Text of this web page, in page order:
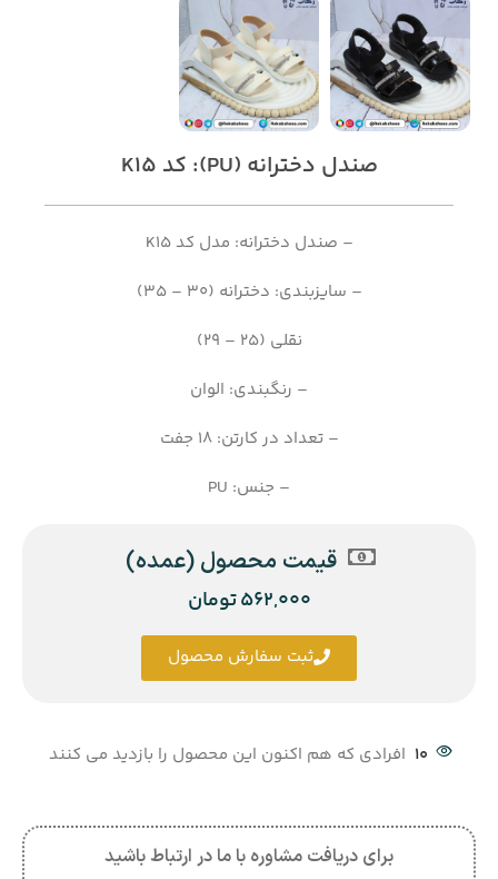
10 افرادی که هم اکنون این محصول را بازدید می کنند
برای دریافت مشاوره با ما در ارتباط باشید
صندل دخترانه (PU): کد K15
– صندل دخترانه: مدل کد K15
– سایزبندی: دخترانه (30 – 35)
نقلی (25 – 29)
– رنگبندی: الوان
– تعداد در کارتن: 18 جفت
– جنس: PU
قیمت محصول (عمده)
562,000تومان
ثبت سفارش محصول